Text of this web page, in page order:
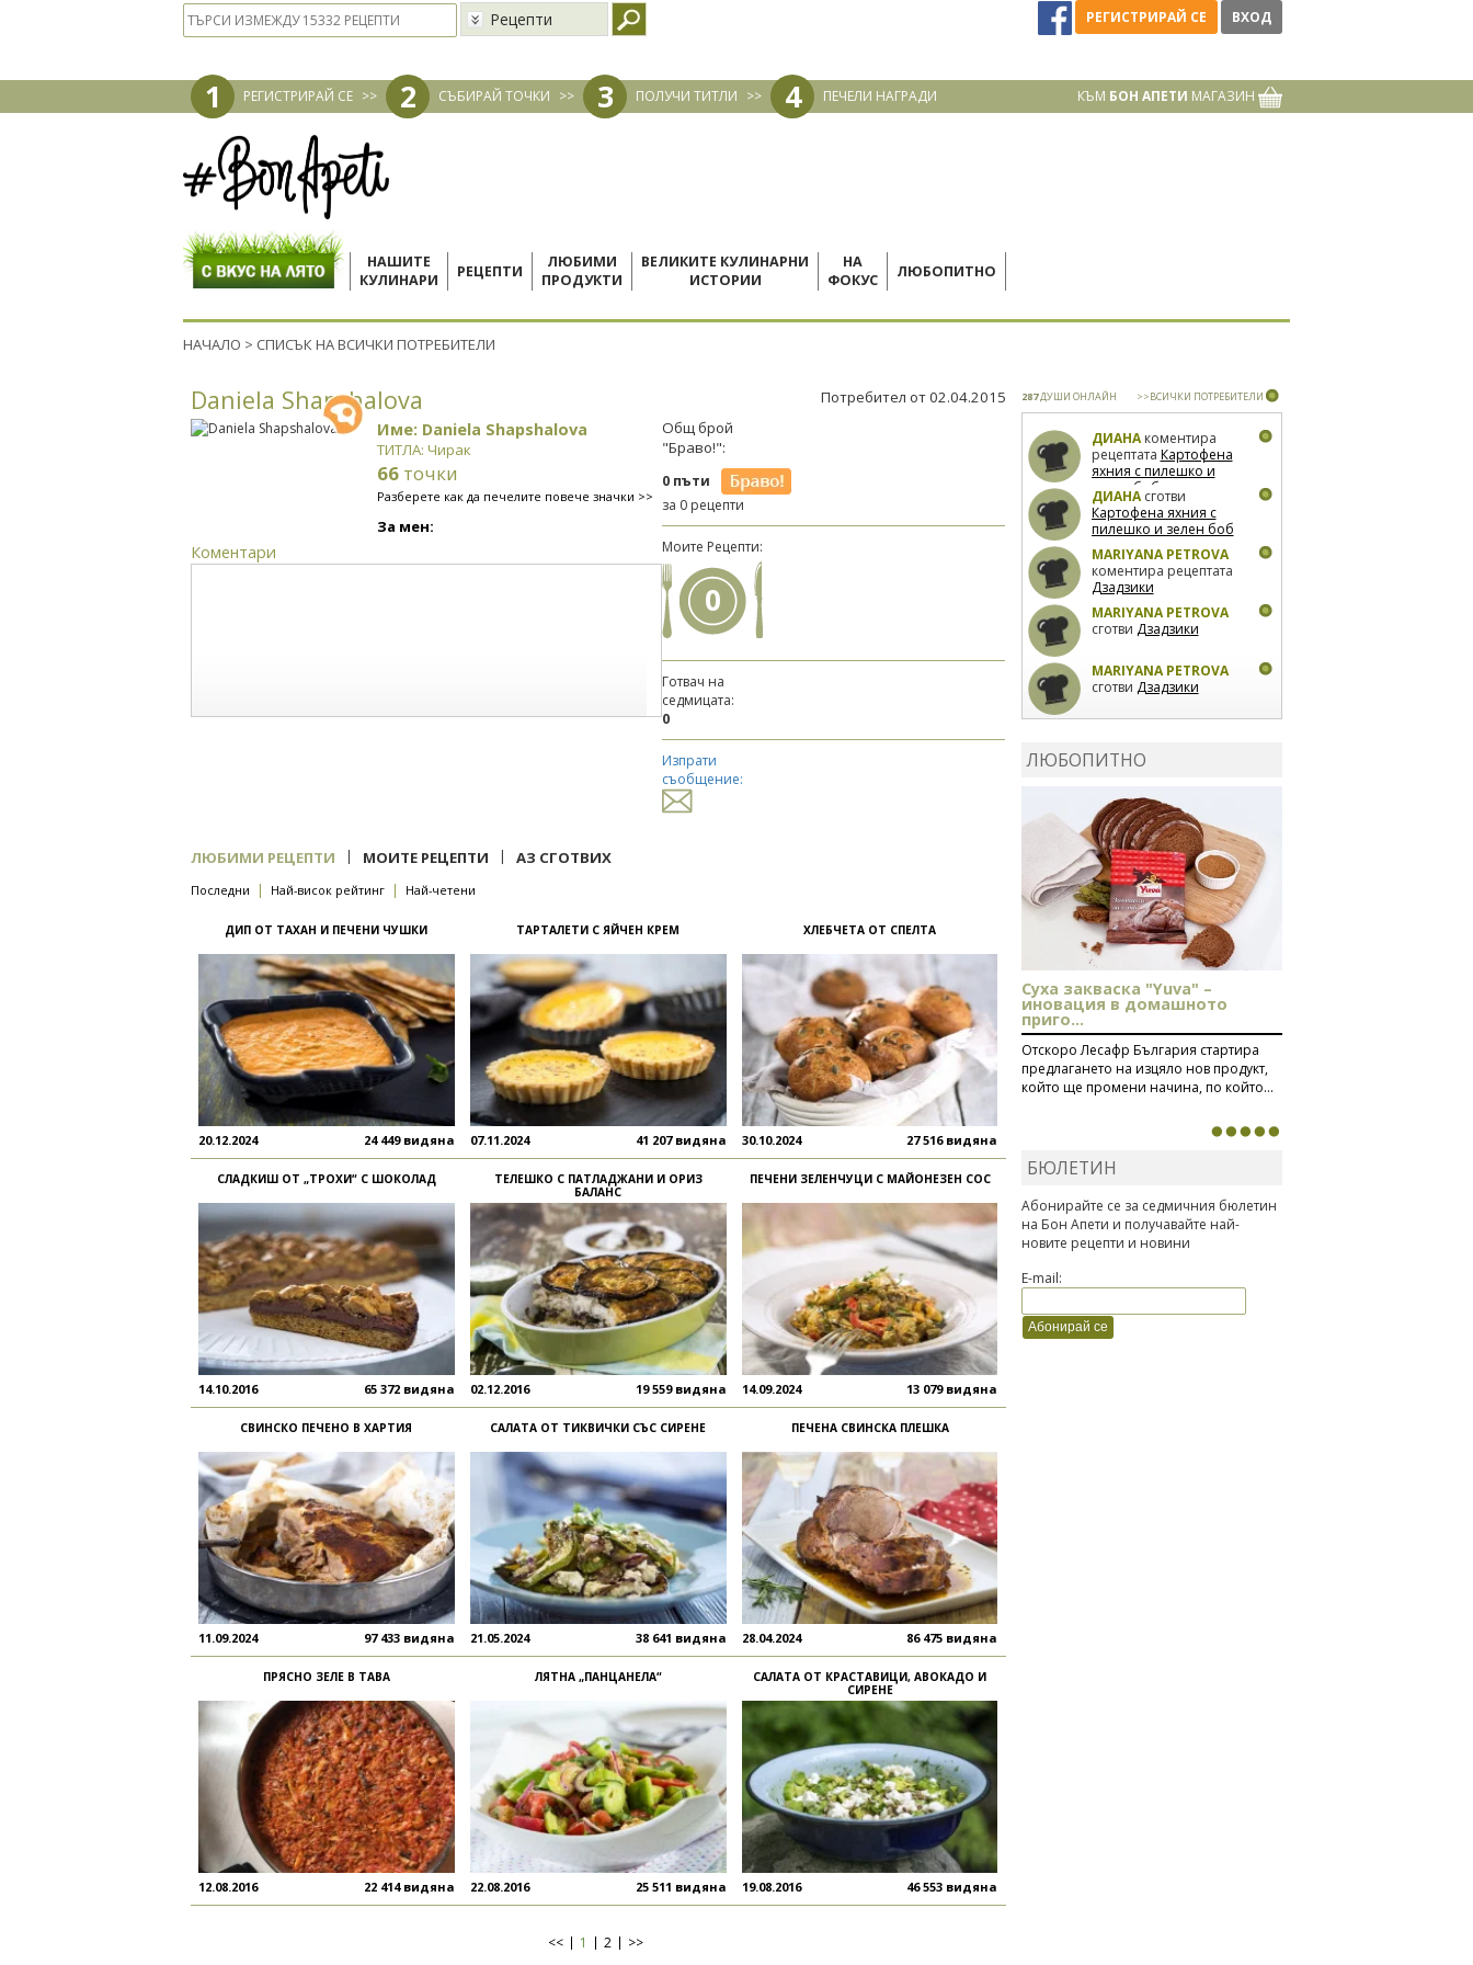
Рецепти РЕГИСТРИРАЙ СЕ ВХОД
1 РЕГИСТРИРАЙ СЕ >> 2 СЪБИРАЙ ТОЧКИ >> 3 ПОЛУЧИ ТИТЛИ >> 4 ПЕЧЕЛИ НАГРАДИ КЪМ БОН АПЕТИ МАГАЗИН
НАШИТЕ
КУЛИНАРИ
РЕЦЕПТИ
ЛЮБИМИ
ПРОДУКТИ
ВЕЛИКИТЕ КУЛИНАРНИ
ИСТОРИИ
НА
ФОКУС
ЛЮБОПИТНО
НАЧАЛО > СПИСЪК НА ВСИЧКИ ПОТРЕБИТЕЛИ
Daniela Shapshalova Потребител от 02.04.2015
Име: Daniela Shapshalova
ТИТЛА: Чирак
66 точки
Разберете как да печелите повече значки >>
За мен:
Коментари
Общ брой
"Браво!":
0 пъти
за 0 рецепти
Моите Рецепти:
0
Готвач на
седмицата:
0
Изпрати
съобщение:
ЛЮБИМИ РЕЦЕПТИ | МОИТЕ РЕЦЕПТИ | АЗ СГОТВИХ
Последни | Най-висок рейтинг | Най-четени
ДИП ОТ ТАХАН И ПЕЧЕНИ ЧУШКИ
20.12.2024 24 449 видяна
ТАРТАЛЕТИ С ЯЙЧЕН КРЕМ
07.11.2024 41 207 видяна
ХЛЕБЧЕТА ОТ СПЕЛТА
30.10.2024 27 516 видяна
СЛАДКИШ ОТ „ТРОХИ“ С ШОКОЛАД
14.10.2016 65 372 видяна
ТЕЛЕШКО С ПАТЛАДЖАНИ И ОРИЗ
БАЛАНС
02.12.2016 19 559 видяна
ПЕЧЕНИ ЗЕЛЕНЧУЦИ С МАЙОНЕЗЕН СОС
14.09.2024 13 079 видяна
СВИНСКО ПЕЧЕНО В ХАРТИЯ
11.09.2024 97 433 видяна
САЛАТА ОТ ТИКВИЧКИ СЪС СИРЕНЕ
21.05.2024 38 641 видяна
ПЕЧЕНА СВИНСКА ПЛЕШКА
28.04.2024 86 475 видяна
ПРЯСНО ЗЕЛЕ В ТАВА
12.08.2016 22 414 видяна
ЛЯТНА „ПАНЦАНЕЛА“
22.08.2016 25 511 видяна
САЛАТА ОТ КРАСТАВИЦИ, АВОКАДО И
СИРЕНЕ
19.08.2016 46 553 видяна
<< 1 2 >>
287ДУШИ ОНЛАЙН >>ВСИЧКИ ПОТРЕБИТЕЛИ
ДИАНАкоментира
рецептата Картофена
яхния с пилешко и
зелен боб
ДИАНАсготви
Картофена яхния с
пилешко и зелен боб
MARIYANA PETROVA
коментира рецептата
Дзадзики
MARIYANA PETROVA
сготви Дзадзики
MARIYANA PETROVA
сготви Дзадзики
фурна
рецептатаСвински
ребра с печени
картофи
ЛЮБОПИТНО
Суха закваска "Yuva" –
иновация в домашното
приго...
Отскоро Лесафр България стартира
предлагането на изцяло нов продукт,
който ще промени начина, по който...
БЮЛЕТИН
Абонирайте се за седмичния бюлетин
на Бон Апети и получавайте най-
новите рецепти и новини
E-mail: